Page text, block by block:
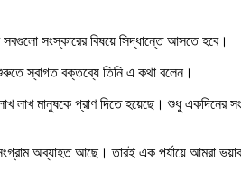
সংস্কারের বিষয়ে সিদ্ধান্তে আসতে হবে।
স্বাগত বক্তব্যে তিনি এ কথা বলেন।
লাখ মানুষকে প্রাণ দিতে হয়েছে। শুধু একদিনের
অব্যাহত আছে। তারই এক পর্যায়ে আমরা